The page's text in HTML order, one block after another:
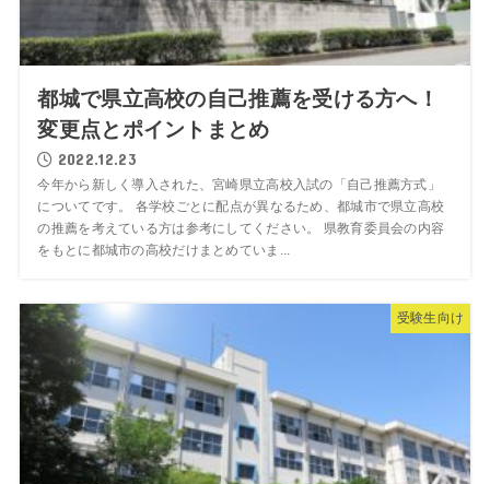
都城で県立高校の自己推薦を受ける方へ！
変更点とポイントまとめ
2022.12.23
今年から新しく導入された、宮崎県立高校入試の「自己推薦方式」
についてです。 各学校ごとに配点が異なるため、都城市で県立高校
の推薦を考えている方は参考にしてください。 県教育委員会の内容
をもとに都城市の高校だけまとめていま...
受験生向け